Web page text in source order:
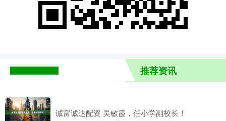
推荐资讯
诚富诚达配资 吴敏霞，任小学副校长！